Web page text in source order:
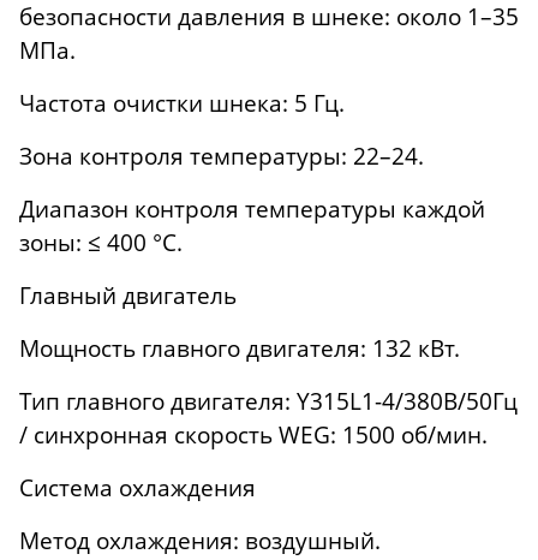
безопасности давления в шнеке: около 1–35
МПа.
Частота очистки шнека: 5 Гц.
Зона контроля температуры: 22–24.
Диапазон контроля температуры каждой
зоны: ≤ 400 °C.
Главный двигатель
Мощность главного двигателя: 132 кВт.
Тип главного двигателя: Y315L1-4/380B/50Гц
/ синхронная скорость WEG: 1500 об/мин.
Система охлаждения
Метод охлаждения: воздушный.